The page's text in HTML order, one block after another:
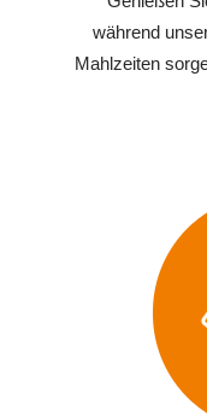
während
Mahlzeiten